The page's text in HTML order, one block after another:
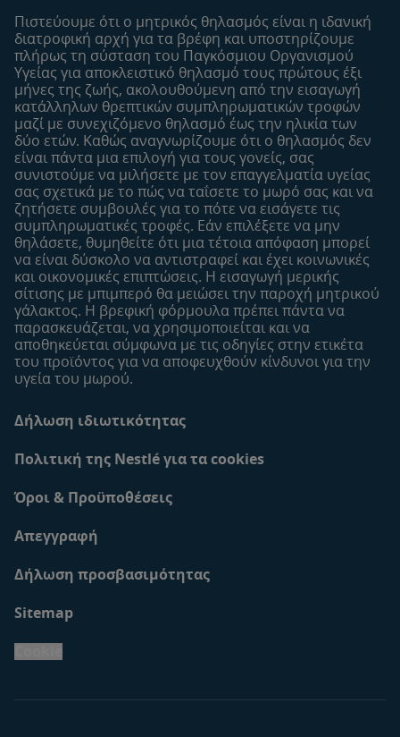
Συχνές ερωτήσεις
Αναζήτηση
Επικοινώνησε μαζί μας
Σχετικά με εμάς
Η σελίδα μου
Το προφίλ μου
Είσοδος/Εγγραφή
Προϊόντα
Εύρεση προϊόντος
Οι μάρκες μου
Εύρεση καταστήματος
Δείγματα
Πιστεύουμε ότι ο μητρικός θηλασμός είναι η ιδανική
διατροφική αρχή για τα βρέφη και υποστηρίζουμε
πλήρως τη σύσταση του Παγκόσμιου Οργανισμού
Υγείας για αποκλειστικό θηλασμό τους πρώτους έξι
μήνες της ζωής, ακολουθούμενη από την εισαγωγή
κατάλληλων θρεπτικών συμπληρωματικών τροφών
μαζί με συνεχιζόμενο θηλασμό έως την ηλικία των
δύο ετών. Καθώς αναγνωρίζουμε ότι ο θηλασμός δεν
είναι πάντα μια επιλογή για τους γονείς, σας
συνιστούμε να μιλήσετε με τον επαγγελματία υγείας
σας σχετικά με το πώς να ταΐσετε το μωρό σας και να
ζητήσετε συμβουλές για το πότε να εισάγετε τις
συμπληρωματικές τροφές. Εάν επιλέξετε να μην
θηλάσετε, θυμηθείτε ότι μια τέτοια απόφαση μπορεί
να είναι δύσκολο να αντιστραφεί και έχει κοινωνικές
και οικονομικές επιπτώσεις. Η εισαγωγή μερικής
σίτισης με μπιμπερό θα μειώσει την παροχή μητρικού
γάλακτος. Η βρεφική φόρμουλα πρέπει πάντα να
παρασκευάζεται, να χρησιμοποιείται και να
αποθηκεύεται σύμφωνα με τις οδηγίες στην ετικέτα
του προϊόντος για να αποφευχθούν κίνδυνοι για την
υγεία του μωρού.
Δήλωση ιδιωτικότητας
Πολιτική της Nestlé για τα cookies
Όροι & Προϋποθέσεις
Απεγγραφή
Δήλωση προσβασιμότητας
Sitemap